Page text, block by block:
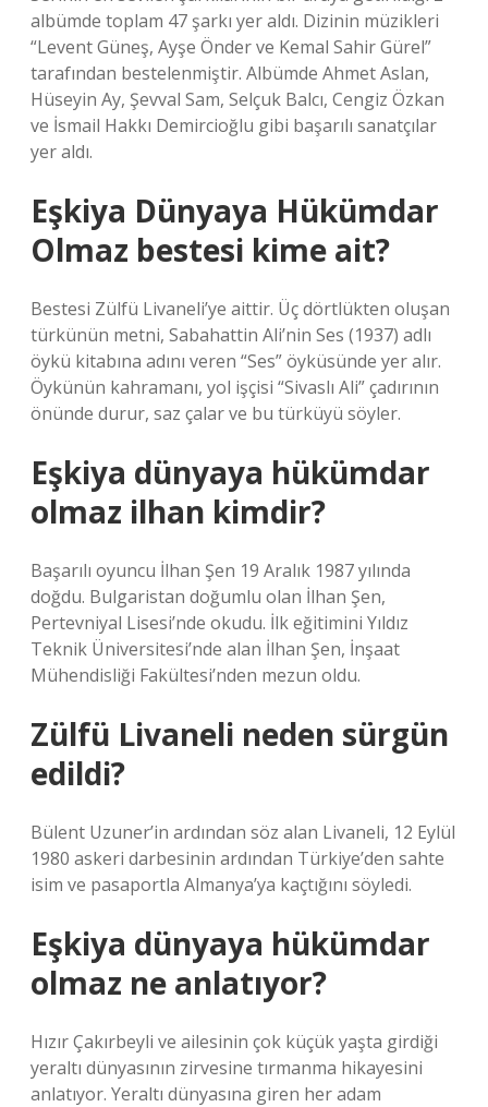
albümde toplam 47 şarkı yer aldı. Dizinin müzikleri
“Levent Güneş, Ayşe Önder ve Kemal Sahir Gürel”
tarafından bestelenmiştir. Albümde Ahmet Aslan,
Hüseyin Ay, Şevval Sam, Selçuk Balcı, Cengiz Özkan
ve İsmail Hakkı Demircioğlu gibi başarılı sanatçılar
yer aldı.
Eşkiya Dünyaya Hükümdar
Olmaz bestesi kime ait?
Bestesi Zülfü Livaneli’ye aittir. Üç dörtlükten oluşan
türkünün metni, Sabahattin Ali’nin Ses (1937) adlı
öykü kitabına adını veren “Ses” öyküsünde yer alır.
Öykünün kahramanı, yol işçisi “Sivaslı Ali” çadırının
önünde durur, saz çalar ve bu türküyü söyler.
Eşkiya dünyaya hükümdar
olmaz ilhan kimdir?
Başarılı oyuncu İlhan Şen 19 Aralık 1987 yılında
doğdu. Bulgaristan doğumlu olan İlhan Şen,
Pertevniyal Lisesi’nde okudu. İlk eğitimini Yıldız
Teknik Üniversitesi’nde alan İlhan Şen, İnşaat
Mühendisliği Fakültesi’nden mezun oldu.
Zülfü Livaneli neden sürgün
edildi?
Bülent Uzuner’in ardından söz alan Livaneli, 12 Eylül
1980 askeri darbesinin ardından Türkiye’den sahte
isim ve pasaportla Almanya’ya kaçtığını söyledi.
Eşkiya dünyaya hükümdar
olmaz ne anlatıyor?
Hızır Çakırbeyli ve ailesinin çok küçük yaşta girdiği
yeraltı dünyasının zirvesine tırmanma hikayesini
anlatıyor. Yeraltı dünyasına giren her adam